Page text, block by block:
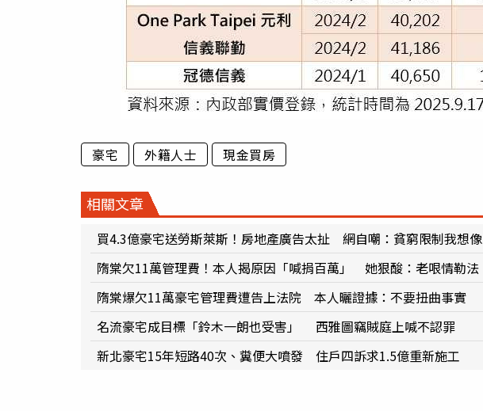
豪宅 外籍人士 現金買房
相關文章
買4.3億豪宅送勞斯萊斯！房地產廣告太扯 網自嘲：貧窮限制我想像
隋棠欠11萬管理費！本人揭原因「喊捐百萬」 她狠酸：老哏情勒法
隋棠爆欠11萬豪宅管理費遭告上法院 本人曬證據：不要扭曲事實
名流豪宅成目標「鈴木一朗也受害」 西雅圖竊賊庭上喊不認罪
新北豪宅15年短路40次、糞便大噴發 住戶四訴求1.5億重新施工